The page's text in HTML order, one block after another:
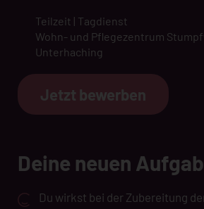
Teilzeit | Tagdienst
Wohn- und Pflegezentrum
Unterhaching
Jetzt bewerben
Deine neuen
Du wirkst bei der Zubereitung